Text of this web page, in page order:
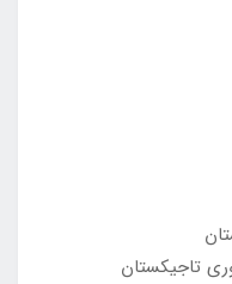
تاجیکستان